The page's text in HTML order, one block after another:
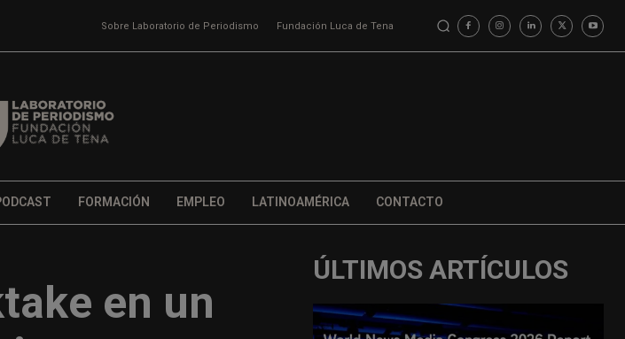
Sobre Laboratorio de Periodismo Fundación Luca de Tena
FORMACIÓN EMPLEO LATINOAMÉRICA CONTACTO
en un
ÚLTIMOS ARTÍCULOS